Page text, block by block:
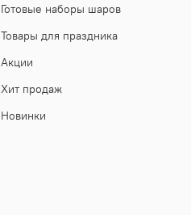
Готовые наборы шаров
Товары для праздника
Акции
Хит продаж
Новинки